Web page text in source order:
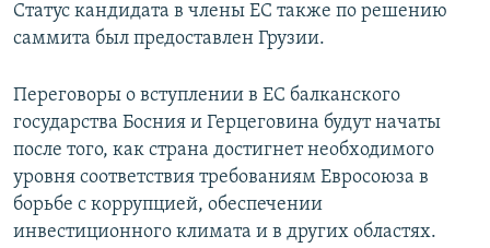
Статус кандидата в члены ЕС также по решению
саммита был предоставлен Грузии.
Переговоры о вступлении в ЕС балканского
государства Босния и Герцеговина будут начаты
после того, как страна достигнет необходимого
уровня соответствия требованиям Евросоюза в
борьбе с коррупцией, обеспечении
инвестиционного климата и в других областях.